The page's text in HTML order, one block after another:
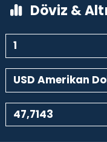
Döviz &